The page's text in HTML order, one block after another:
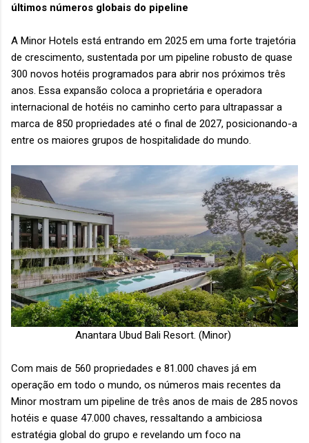
últimos números globais do pipeline
A Minor Hotels está entrando em 2025 em uma forte trajetória
de crescimento, sustentada por um pipeline robusto de quase
300 novos hotéis programados para abrir nos próximos três
anos. Essa expansão coloca a proprietária e operadora
internacional de hotéis no caminho certo para ultrapassar a
marca de 850 propriedades até o final de 2027, posicionando-a
entre os maiores grupos de hospitalidade do mundo.
Anantara Ubud Bali Resort. (Minor)
Com mais de 560 propriedades e 81.000 chaves já em
operação em todo o mundo, os números mais recentes da
Minor mostram um pipeline de três anos de mais de 285 novos
hotéis e quase 47.000 chaves, ressaltando a ambiciosa
estratégia global do grupo e revelando um foco na